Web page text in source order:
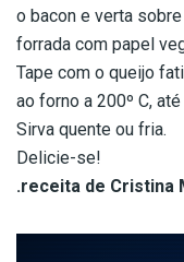
o bacon e verta
forrada com papel
Tape com o queijo
ao forno a 200º C,
Sirva quente ou fria.
Delicie-se!
.receita de Cristina